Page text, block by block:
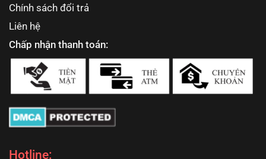
Chính sách đổi trả
Liên hệ
Chấp nhận thanh toán:
Hotline: